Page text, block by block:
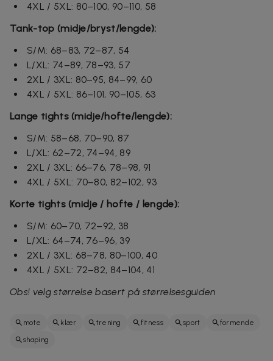
4XL / 5XL: 80–100, 90–110, 58
Tank-top (midje/bryst/lengde):
S/M: 68–83, 72–87, 54
L/XL: 74–89, 78–93, 57
2XL / 3XL: 80–95, 84–99, 60
4XL / 5XL: 86–101, 90–105, 63
Lange tights (midje/hofte/lengde):
S/M: 58–68, 70–90, 87
L/XL: 62–72, 74–94, 89
2XL / 3XL: 66–76, 78–98, 91
4XL / 5XL: 70–80, 82–102, 93
Korte tights (midje / hofte / lengde):
S/M: 60–70, 72–92, 38
L/XL: 64–74, 76–96, 39
2XL / 3XL: 68–78, 80–100, 40
4XL / 5XL: 72–82, 84–104, 41
Obs! velg størrelse basert på størrelsesguiden
mote klær trening fitness sport
formende
shaping